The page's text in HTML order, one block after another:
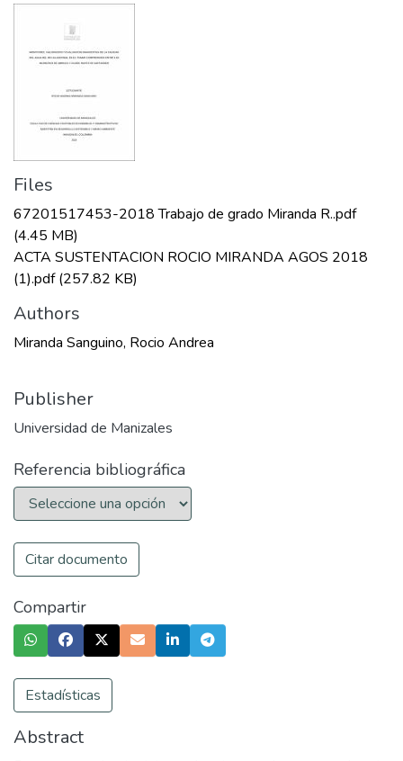
Files
67201517453-2018 Trabajo de grado Miranda R..pdf
(4.45 MB)
ACTA SUSTENTACION ROCIO MIRANDA AGOS 2018
(1).pdf(257.82 KB)
Authors
Miranda Sanguino, Rocio Andrea
Publisher
Universidad de Manizales
Referencia bibliográfica
Citar documento
Compartir
Estadísticas
Abstract